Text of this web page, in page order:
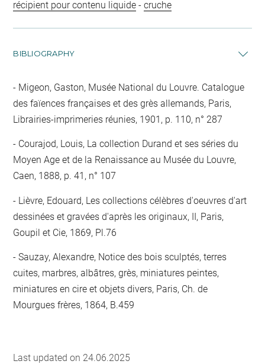
récipient pour contenu liquide -cruche
BIBLIOGRAPHY
Migeon, Gaston, Musée National du Louvre. Catalogue
des faïences françaises et des grès allemands, Paris,
Librairies-imprimeries réunies, 1901, p. 110, n° 287
Courajod, Louis, La collection Durand et ses séries du
Moyen Age et de la Renaissance au Musée du Louvre,
Caen, 1888, p. 41, n° 107
Lièvre, Edouard, Les collections célèbres d'oeuvres d'art
dessinées et gravées d'après les originaux, II, Paris,
Goupil et Cie, 1869, Pl.76
Sauzay, Alexandre, Notice des bois sculptés, terres
cuites, marbres, albâtres, grès, miniatures peintes,
miniatures en cire et objets divers, Paris, Ch. de
Mourgues frères, 1864, B.459
Last updated on 24.06.2025